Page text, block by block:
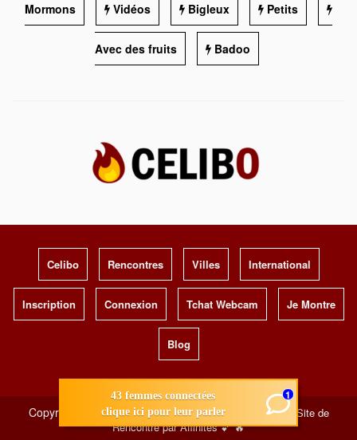
Mormons Vidéos Bigleux Petits
Avec des fruits Badoo
Celibo Rencontres Villes International
Inscription Connexion Tchat Webcam Je Montre
Blog
Copyright © 2026 - Tous droits réservés -
Celibo.net - Site de
Rencontre par Affinités 💕 🔥
43 femmes connectées
clique ici pour leur parler
1